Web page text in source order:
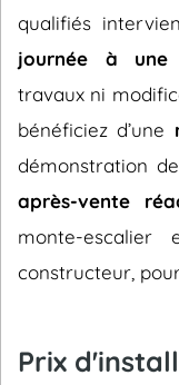
qualifiés
journée à une
travaux ni
bénéficiez d’une
démonstration
après-vente
monte-
constructeur,
Prix